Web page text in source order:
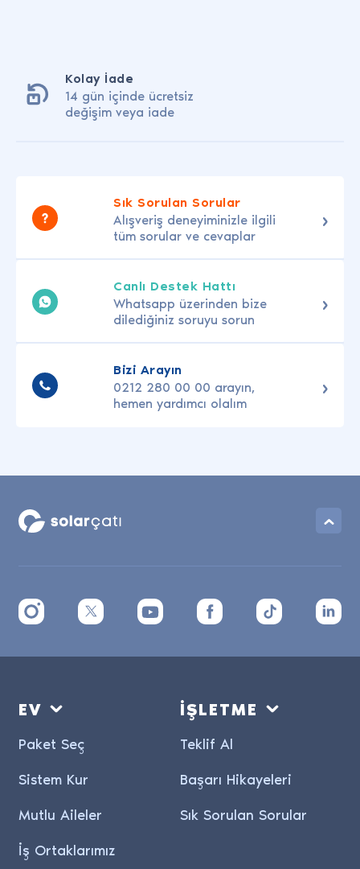
Kolay İade
14 gün içinde ücretsiz
değişim veya iade
Sık Sorulan Sorular
Alışveriş deneyiminizle ilgili
tüm sorular ve cevaplar
Canlı Destek Hattı
Whatsapp üzerinden bize
dilediğiniz soruyu sorun
Bizi Arayın
0212 280 00 00 arayın,
hemen yardımcı olalım
EV
Paket Seç
Sistem Kur
Mutlu Aileler
İş Ortaklarımız
İŞLETME
Teklif Al
Başarı Hikayeleri
Sık Sorulan Sorular